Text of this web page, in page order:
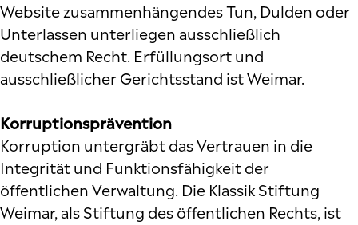
Website zusammenhängendes Tun, Dulden oder
Unterlassen unterliegen ausschließlich
deutschem Recht. Erfüllungsort und
ausschließlicher Gerichtsstand ist Weimar.
Korruptionsprävention
Korruption untergräbt das Vertrauen in die
Integrität und Funktionsfähigkeit der
öffentlichen Verwaltung. Die Klassik Stiftung
Weimar, als Stiftung des öffentlichen Rechts, ist